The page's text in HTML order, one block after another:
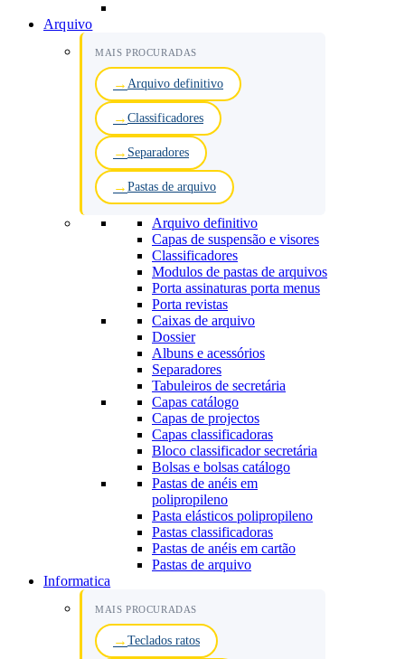
Arquivo
MAIS PROCURADAS
Arquivo definitivo
Classificadores
Separadores
Pastas de arquivo
Arquivo definitivo
Capas de suspensão e visores
Classificadores
Modulos de pastas de arquivos
Porta assinaturas porta menus
Porta revistas
Caixas de arquivo
Dossier
Albuns e acessórios
Separadores
Tabuleiros de secretária
Capas catálogo
Capas de projectos
Capas classificadoras
Bloco classificador secretária
Bolsas e bolsas catálogo
Pastas de anéis em
polipropileno
Pasta elásticos polipropileno
Pastas classificadoras
Pastas de anéis em cartão
Pastas de arquivo
Informatica
MAIS PROCURADAS
Teclados ratos